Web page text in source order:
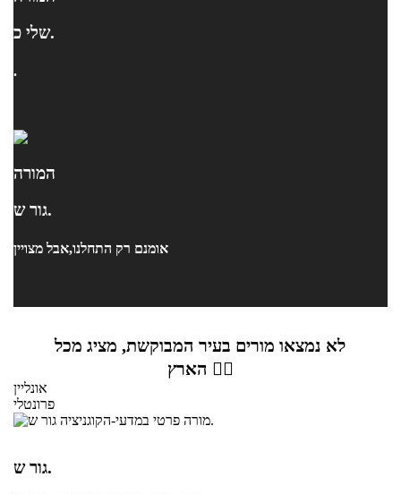
שלי כ.
.
המורה
גור ש.
אומנם רק התחלנו,אבל מצויין
לא נמצאו מורים בעיר המבוקשת, מציג מכל
הארץ 👇🏼
אונליין
פרונטלי
גור ש.